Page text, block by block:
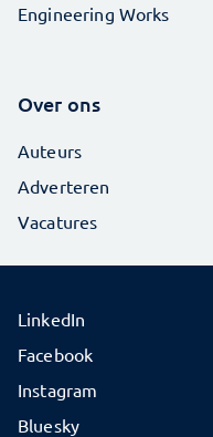
Engineering Works
Over ons
Auteurs
Adverteren
Vacatures
LinkedIn
Facebook
Instagram
Bluesky